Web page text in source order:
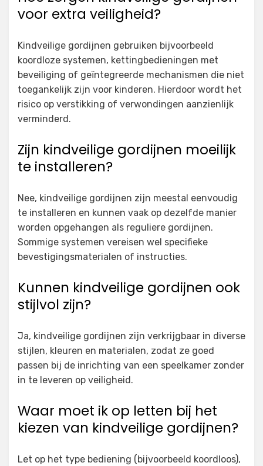
voor extra veiligheid?
Kindveilige gordijnen gebruiken bijvoorbeeld
koordloze systemen, kettingbedieningen met
beveiliging of geïntegreerde mechanismen die niet
toegankelijk zijn voor kinderen. Hierdoor wordt het
risico op verstikking of verwondingen aanzienlijk
verminderd.
Zijn kindveilige gordijnen moeilijk
te installeren?
Nee, kindveilige gordijnen zijn meestal eenvoudig
te installeren en kunnen vaak op dezelfde manier
worden opgehangen als reguliere gordijnen.
Sommige systemen vereisen wel specifieke
bevestigingsmaterialen of instructies.
Kunnen kindveilige gordijnen ook
stijlvol zijn?
Ja, kindveilige gordijnen zijn verkrijgbaar in diverse
stijlen, kleuren en materialen, zodat ze goed
passen bij de inrichting van een speelkamer zonder
in te leveren op veiligheid.
Waar moet ik op letten bij het
kiezen van kindveilige gordijnen?
Let op het type bediening (bijvoorbeeld koordloos),